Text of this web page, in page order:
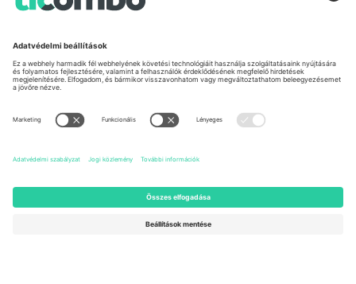
Germany
Unter den Linden 24, 10117
Berlin, Germany
United Kingdom
167 City Road, London, Greater
Newark, Delaware 19713, United
States
Engelberg, Switzerland